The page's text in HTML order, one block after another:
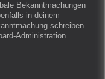
Bekanntmachungen
in deinem
schreiben
Administration